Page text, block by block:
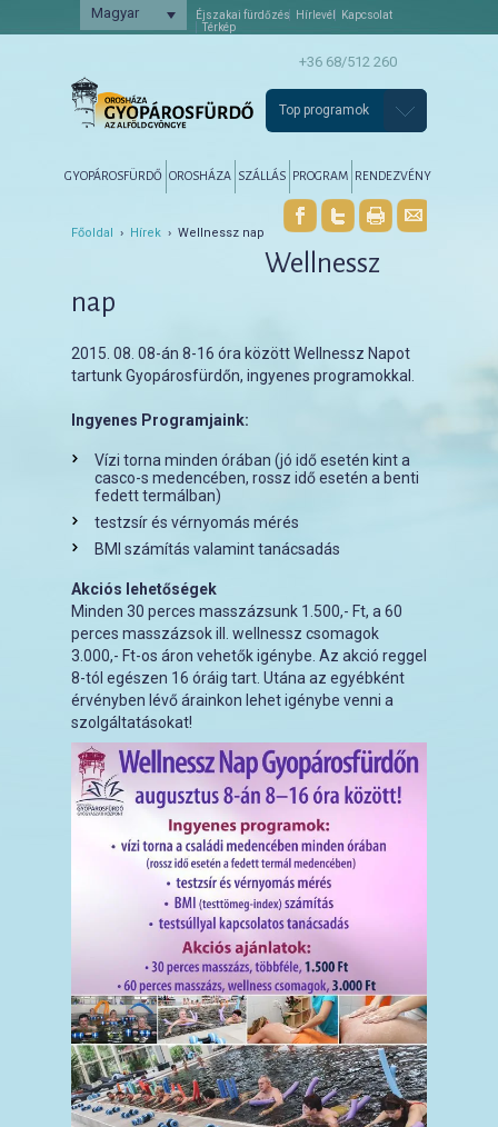
Magyar Éjszakai fürdőzés Hírlevél
Kapcsolat
Térkép
+36 68/512 260
Top programok
Tovább az elsődleges tartalomra
Tovább a másodlagos tartalomra
GYOPÁROSFÜRDŐ OROSHÁZA SZÁLLÁS PROGRAM RENDEZVÉNY
Főoldal › Hírek › Wellnessz nap
Wellnessz
nap
2015. 08. 08-án 8-16 óra között Wellnessz Napot
tartunk Gyopárosfürdőn, ingyenes programokkal.
Ingyenes Programjaink:
Vízi torna minden órában (jó idő esetén kint a
casco-s medencében, rossz idő esetén a benti
fedett termálban)
testzsír és vérnyomás mérés
BMI számítás valamint tanácsadás
Akciós lehetőségek
Minden 30 perces masszázsunk 1.500,- Ft, a 60
perces masszázsok ill. wellnessz csomagok
3.000,- Ft-os áron vehetők igénybe. Az akció reggel
8-tól egészen 16 óráig tart. Utána az egyébként
érvényben lévő árainkon lehet igénybe venni a
szolgáltatásokat!